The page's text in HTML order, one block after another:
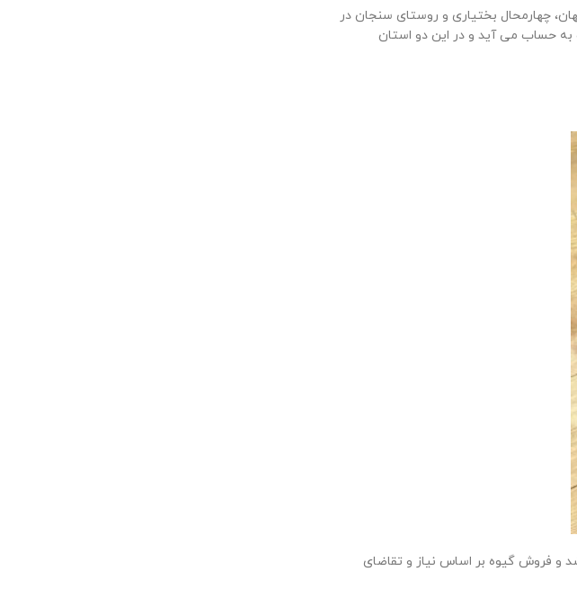
چهارمحال بختیاری و روستای سنجان در
به حساب می آید و در این دو استان
و فروش گیوه بر اساس نیاز و تقاضای